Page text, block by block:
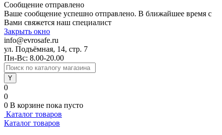
Сообщение отправлено
Ваше сообщение успешно отправлено. В ближайшее время с
Вами свяжется наш специалист
Закрыть окно
info@evrosafe.ru
ул. Подъёмная, 14, стр. 7
Пн-Вс: 8.00-20.00
0
0
0 В корзине пока пусто
Каталог товаров
Каталог товаров